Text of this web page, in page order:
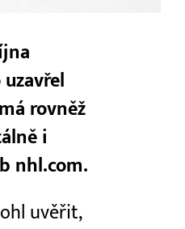
rovněž
i
nhl.com.
uvěřit,